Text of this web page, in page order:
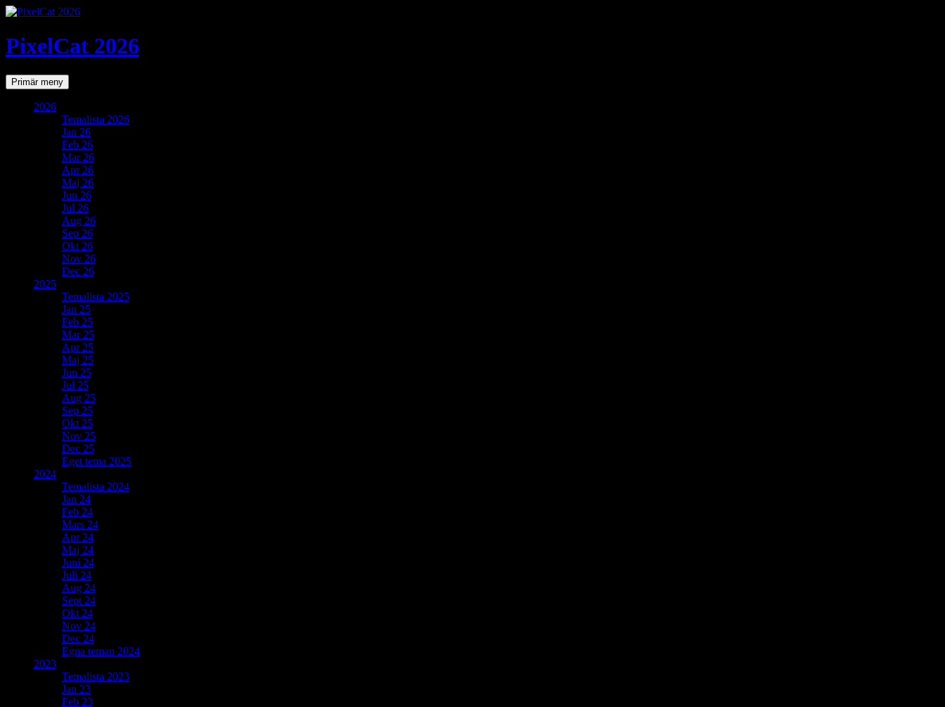
PixelCat 2026
SökPrimär meny Gå
till
2026
Temalista 2026
Jan 26
Feb 26
Mar 26
Apr 26
Maj 26
Jun 26
Jul 26
Aug 26
Sep 26
Okt 26
Nov 26
Dec 26
2025
Temalista 2025
Jan 25
Feb 25
Mar 25
Apr 25
Maj 25
Jun 25
Jul 25
Aug 25
Sep 25
Okt 25
Nov 25
Dec 25
Eget tema 2025
2024
Temalista 2024
Jan 24
Feb 24
Mars 24
Apr 24
Maj 24
Juni 24
Juli 24
Aug 24
Sept 24
Okt 24
Nov 24
Dec 24
Egna teman 2024
2023
Temalista 2023
Jan 23
Feb 23